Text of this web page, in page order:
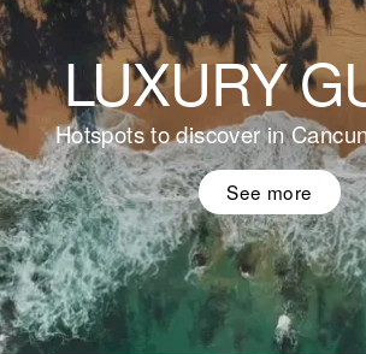
LUXURY
Hotspots to discover in
See more